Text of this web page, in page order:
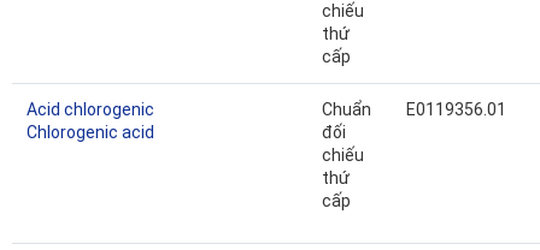
chiếu
thứ
cấp
Acid chlorogenic
Chlorogenic acid
Chuẩn
đối
chiếu
thứ
cấp
E0119356.01